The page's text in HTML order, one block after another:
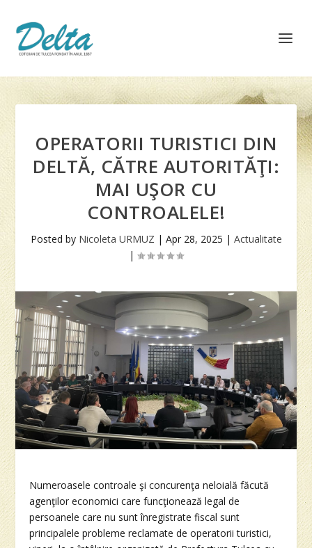
OPERATORII TURISTICI DIN
DELTĂ, CĂTRE AUTORITĂŢI:
MAI UŞOR CU
CONTROALELE!
Posted by Nicoleta URMUZ | Apr 28, 2025 | Actualitate
|
Numeroasele controale şi concurenţa neloială făcută
agenţilor economici care funcţionează legal de
persoanele care nu sunt înregistrate fiscal sunt
principalele probleme reclamate de operatorii turistici,